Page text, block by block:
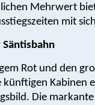
Mehrwert
mit
Rot und den
Kabinen
Die